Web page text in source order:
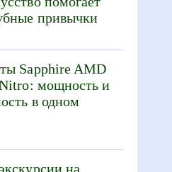
привычки
Sapphire AMD
мощность и
в одном
на